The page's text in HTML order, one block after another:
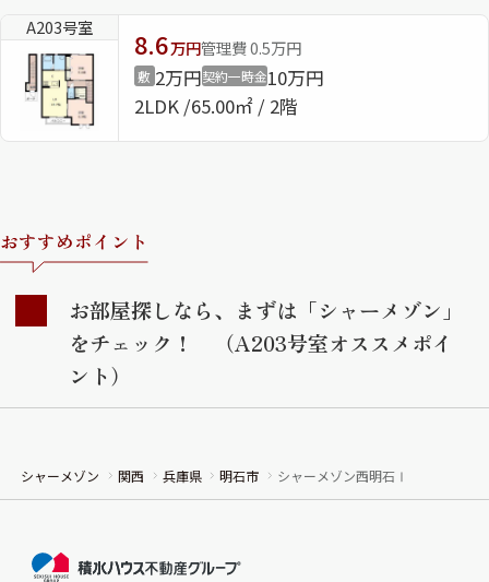
シャーメゾンショップを探す
らくらく内見
シャーメゾンライフサポート
自立型サービス付き・シニア向け
らくらくパートナー
シャーメゾンライフ GUARD
A203号室
8.6万円管理費 0.5万円
敷 2万円契約一時金10万円
2LDK 65.00㎡ / 2階
おすすめポイント
お部屋探しなら、まずは「シャーメゾン」
をチェック！ （A203号室オススメポイ
ント）
シャーメゾン 関西 兵庫県 明石市 シャーメゾン西明石Ⅰ